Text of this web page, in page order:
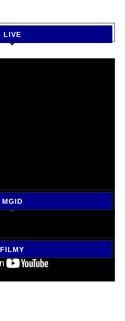
LIVE
MGID
FILMY